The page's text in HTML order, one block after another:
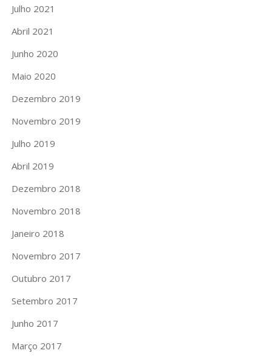
Julho 2021
Abril 2021
Junho 2020
Maio 2020
Dezembro 2019
Novembro 2019
Julho 2019
Abril 2019
Dezembro 2018
Novembro 2018
Janeiro 2018
Novembro 2017
Outubro 2017
Setembro 2017
Junho 2017
Março 2017